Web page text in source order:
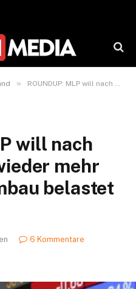
» ROUNDUP: MLP will nach Gewinnknick wieder mehr verdienen – Umbau belastet 2025
will nach
mehr
belastet
6 Kommentare